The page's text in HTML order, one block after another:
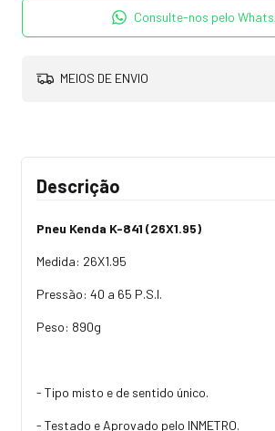
Consulte-nos pelo
MEIOS DE ENVIO
Descrição
Pneu Kenda K-841 (26X1.95)
Medida: 26X1.95
Pressão: 40 a 65 P.S.I.
Peso: 890g
- Tipo misto e de sentido único.
- Testado e Aprovado pelo INMETRO.